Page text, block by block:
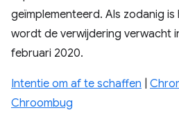
geïmplementeerd. Als zodanig
wordt de verwijdering verwacht
februari 2020.
Intentie om af te schaffen
Chroombug